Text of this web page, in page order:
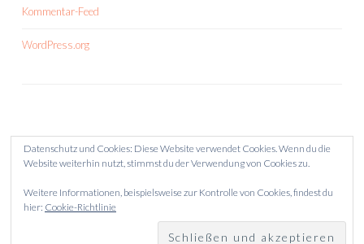
Kommentar-Feed
WordPress.org
STOLZ PRÄSENTIERT VON WORDPRESS
THEME: SKETCH VON WORDPRESS.COM.
Datenschutz und Cookies: Diese Website verwendet Cookies. Wenn du die
Website weiterhin nutzt, stimmst du der Verwendung von Cookies zu.
Weitere Informationen, beispielsweise zur Kontrolle von Cookies, findest du
hier: Cookie-Richtlinie